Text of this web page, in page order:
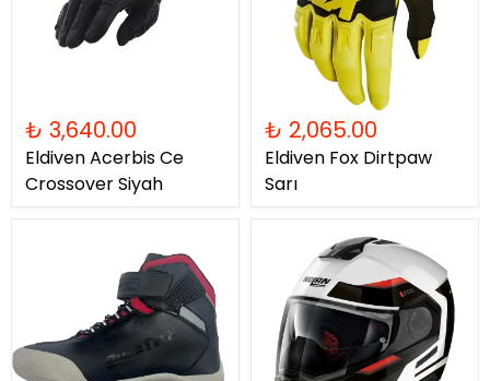
₺ 3,640.00
Eldiven Acerbis Ce
Crossover Siyah
₺ 2,065.00
Eldiven Fox Dirtpaw
Sarı